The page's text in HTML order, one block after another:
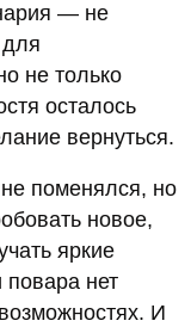
— не
не только
осталось
вернуться.
поменялся, но
новое,
яркие
нет
И